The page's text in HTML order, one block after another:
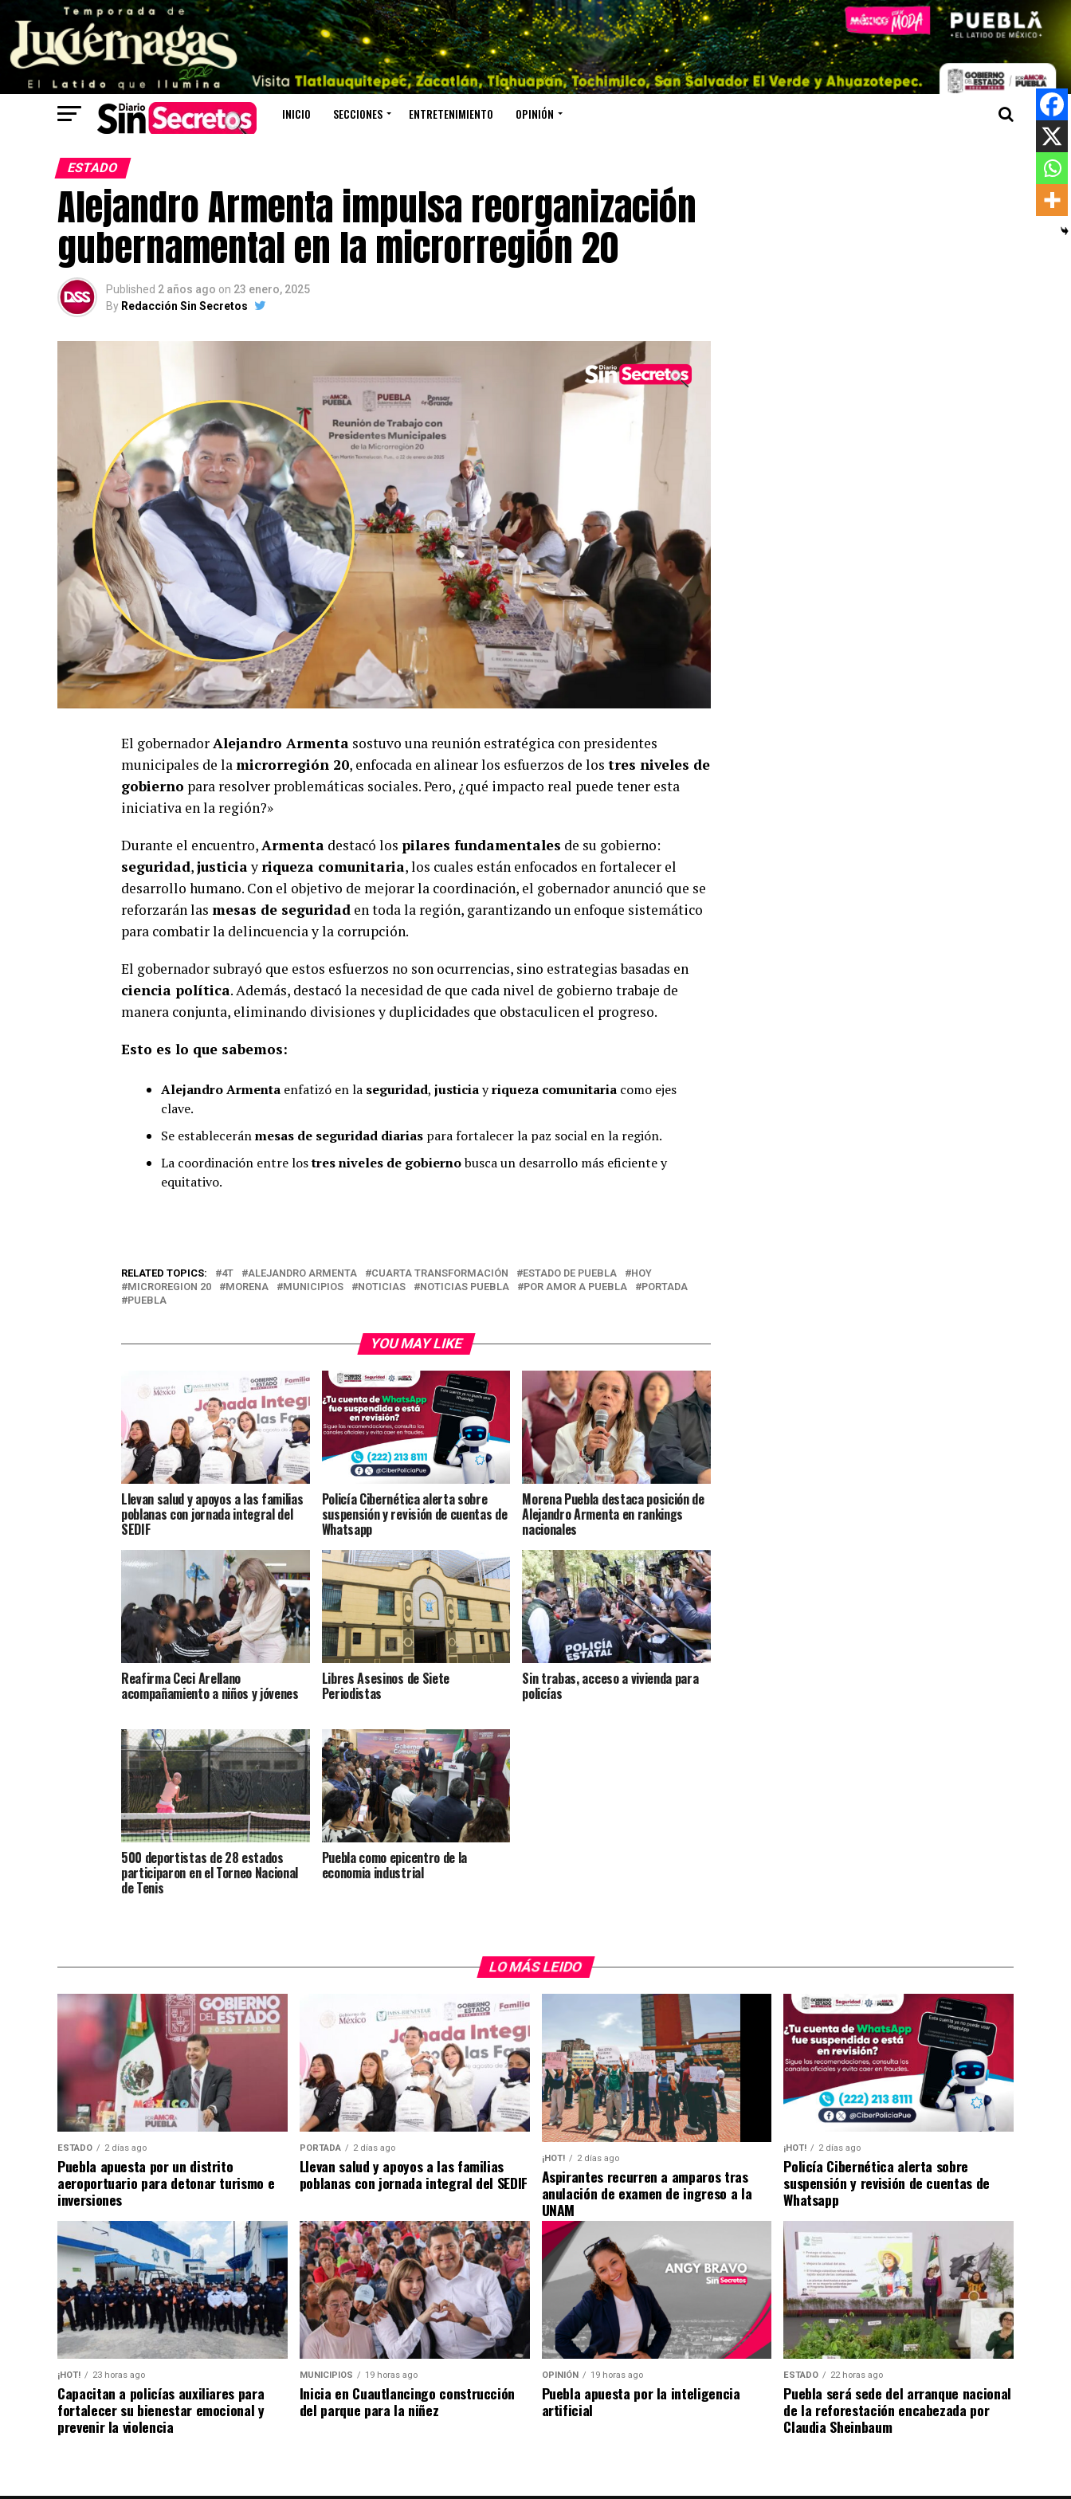
INICIO SECCIONES ENTRETENIMIENTO OPINIÓN
ESTADO
Alejandro Armenta impulsa reorganización
gubernamental en la microrregión 20
Published 2 años ago on 23 enero, 2025
By Redacción Sin Secretos
El gobernadorAlejandro Armenta sostuvo una reunión estratégica con presidentes
municipales de lamicrorregión 20, enfocada en alinear los esfuerzos de los tres niveles de
gobierno para resolver problemáticas sociales. Pero, ¿qué impacto real puede tener esta
iniciativa en la región?»
Durante el encuentro,Armenta destacó los pilares fundamentales de su gobierno:
seguridad,justiciayriqueza comunitaria, los cuales están enfocados en fortalecer el
desarrollo humano. Con el objetivo de mejorar la coordinación, el gobernador anunció que se
reforzarán las mesas de seguridad en toda la región, garantizando un enfoque sistemático
para combatir la delincuencia y la corrupción.
El gobernador subrayó que estos esfuerzos no son ocurrencias, sino estrategias basadas en
ciencia política. Además, destacó la necesidad de que cada nivel de gobierno trabaje de
manera conjunta, eliminando divisiones y duplicidades que obstaculicen el progreso.
Esto es lo que sabemos:
Alejandro Armenta enfatizó en la seguridad, justiciayriqueza comunitaria como ejes
clave.
Se estableceránmesas de seguridad diarias para fortalecer la paz social en la región.
La coordinación entre lostres niveles de gobiernobusca un desarrollo más eficiente y
equitativo.
RELATED TOPICS: 4T ALEJANDRO ARMENTA CUARTA TRANSFORMACIÓN ESTADO DE PUEBLA
HOY
MICROREGION 20
MORENA MUNICIPIOS NOTICIAS NOTICIAS PUEBLA POR AMOR A PUEBLA
PORTADA
PUEBLA
YOU MAY LIKE
Llevan salud y apoyos a las familias
poblanas con jornada integral del
SEDIF
Policía Cibernética alerta sobre
suspensión y revisión de cuentas de
Whatsapp
Morena Puebla destaca posición de
Alejandro Armenta en rankings
nacionales
Reafirma Ceci Arellano
acompañamiento a niños y jóvenes
Libres Asesinos de Siete
Periodistas
Sin trabas, acceso a vivienda para
policías
500 deportistas de 28 estados
participaron en el Torneo Nacional
de Tenis
Puebla como epicentro de la
economia industrial
LO MÁS LEIDO
ESTADO 2 días ago
Puebla apuesta por un distrito
aeroportuario para detonar turismo e
inversiones
PORTADA 2 días ago
Llevan salud y apoyos a las familias
poblanas con jornada integral del SEDIF
¡HOT! 2 días ago
Aspirantes recurren a amparos tras
anulación de examen de ingreso a la
UNAM
¡HOT! 2 días ago
Policía Cibernética alerta sobre
suspensión y revisión de cuentas de
Whatsapp
¡HOT! 23 horas ago
Capacitan a policías auxiliares para
fortalecer su bienestar emocional y
prevenir la violencia
MUNICIPIOS 19 horas ago
Inicia en Cuautlancingo construcción
del parque para la niñez
OPINIÓN 19 horas ago
Puebla apuesta por la inteligencia
artificial
ESTADO 22 horas ago
Puebla será sede del arranque nacional
de la reforestación encabezada por
Claudia Sheinbaum